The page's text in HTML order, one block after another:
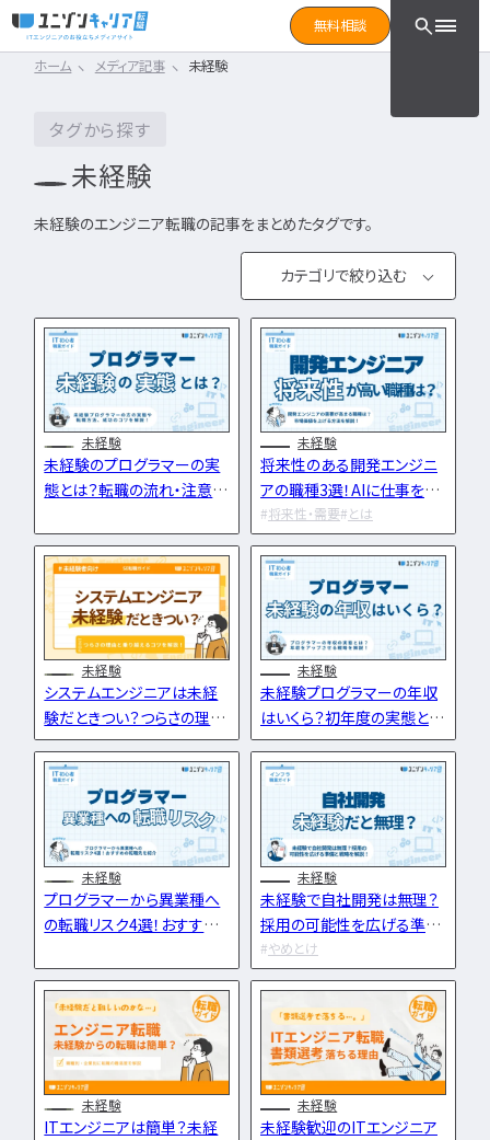
無料相談
まずは読みたい記事をサ
と検索！
転職エージェント
ITスクール
IT用語wiki
ITエンジニア
エンジニア
開発エンジニア
インフラエンジニア
システムエンジニア
プログラマー
インフラエンジニア
ネットワークエンジニア
サーバーエンジニア
データベースエンジニア
セキュリティエンジニア
クラウドエンジニア
開発エンジニア職種
Webエンジニア
アプリケーションエンジニア
フロントエンドエンジニア
QAエンジニア
組み込みエンジニア
バックエンドエンジニア
IT企業
プロジェクト管理
その他エンジニア職種
エンジニア資格
民間開発資格
カテゴリから探す
IT転職コラム
ITエンジニア
開発エンジニア職種
IT業界
エンジニア資格
タグから探す
フルスタックエンジニア CompTIA
JCSQE
JSTQB
swift CCIE CCST
AI
オラクルマスター
タイミング
Python
C言語
PHP Ruby Java
GCP
Azure
LPIC
LinuC
CCNP
CCNA
スキルアップ
プロジェクト
炎上案件
ゆるブラック企業
ホワイト企業
第二新卒
転職失敗
成長
文系
ランキング
経歴・学歴
ブラック企業
適性・向き不向き
スキル
仕事内容
将来性・需要
年収・給料
就活・新卒
とは
職種・種類
転職成功
年収アップ
キャリアアップ
キャリアパス
なるには 未経験
女性
勉強・学習
書類選考
経験者
面接対策
おすすめ 違い
エンジニア転職の準備
エンジニアってどういう仕事？
エンジニアの働き方はどうなの？
エンジニア転職活動
何のエンジニアになればいい？
エンジニアの勉強は何をすればいい？
エンジニアの転職に必要なものは？
企業研究・求人応募
どんな求人を選べばいい？
企業選びで失敗すると？
転職の軸に沿った企業はどう選ぶ？
応募書類・資格勉強
エンジニアの資格取得は何がいい？
エンジニアの書類作成の注意点は？
ポートフォリオ・スキルシートは？
面接対策・内定獲得
エンジニアの面接対策どうすれば？
エンジニアの面接で落とされる理由は？
エンジニアの技術質問どう答える？
検索結果：864 件
検索
ホーム メディア記事 未経験
タグから探す
未経験
未経験のエンジニア転職の記事をまとめたタグです。
カテゴリで絞り込む
IT転職コラム
ITエンジニア
インフラエンジニア
職種
開発エンジニア職種
IT業界
エンジニア資格
未経験
未経験のプログラマーの実
態とは？転職の流れ・注意
未経験
将来性のある開発エンジニ
アの職種3選！AIに仕事を奪
われない方法も紹介
将来性・需要 とは
未経験
システムエンジニアは未経
験だときつい？つらさの理由
と乗り越えるコツを解説
未経験
未経験プログラマーの年収
はいくら？初年度の実態と年
収アップの方法を解説
未経験
プログラマーから異業種へ
の転職リスク4選！おすすめ
未経験
未経験で自社開発は無理？
採用の可能性を広げる準備
と戦略を解説！
やめとけ
未経験
ITエンジニアは簡単？未経
未経験
未経験歓迎のITエンジニア